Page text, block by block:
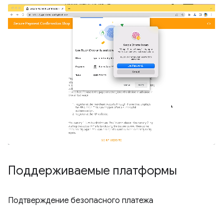
Поддерживаемые платформы
Подтверждение безопасного платежа